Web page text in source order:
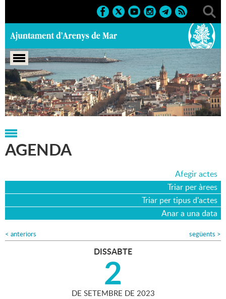
Portada > Agenda > 02-09-2023
AGENDA
Afegir actes
Triar per àrees
Triar per tipus d'actes
Anar a una data
< anteriors següents >
DISSABTE
2
DE SETEMBRE DE 2023